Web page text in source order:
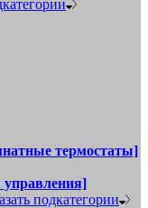
термостаты]
подкатегории